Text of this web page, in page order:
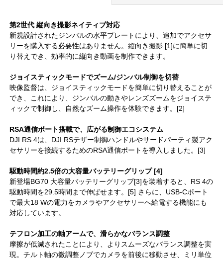
第2世代 縦向き撮影ネイティブ対応
新規設計されたジンバルの水平プレートにより、追加でアクセサ
リーを購入する必要性はありません。縦向き撮影 [1]に簡単に切
り替えでき、効率的に縦向き動画を制作できます。
ジョイスティックモードでズーム/ジンバル制御を切替
映像監督は、ジョイスティックモードを簡単に切り替えることが
でき、これにより、ジンバルの動きやレンズズームをジョイステ
ィックで制御し、自然なズーム操作を体験できます。[2]
RSA通信ポート搭載で、広がる制御エコシステム
DJI RS 4は、DJI RSテザー制御ハンドルやサードパーティ製アク
セサリーを接続するためのRSA通信ポートを導入しました。[3]
駆動時間約2.5倍の大容量バッテリーグリップ [4]
新登場BG70 大容量バッテリーグリップ[3]を装着すると、RS 4の
駆動時間を29.5時間まで伸ばせます。[5] さらに、USB-Cポート
で最大18 Wの電力をカメラやアクセサリーへ給電する機能にも
対応しています。
テフロン加工の軸アームで、滑らかなバランス調整
摩擦が低減されたことにより、よりスムーズなバランス調整を実
現。チルト軸の微調整ノブでカメラを前後に移動させ、ミリ単位